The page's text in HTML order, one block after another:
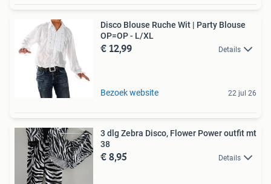
Disco Blouse Ruche Wit | Party Blouse
OP=OP - L/XL
€ 12,99 Details
Bezoek website 22 jul 26
3 dlg Zebra Disco, Flower Power outfit mt
38
€ 8,95 Details